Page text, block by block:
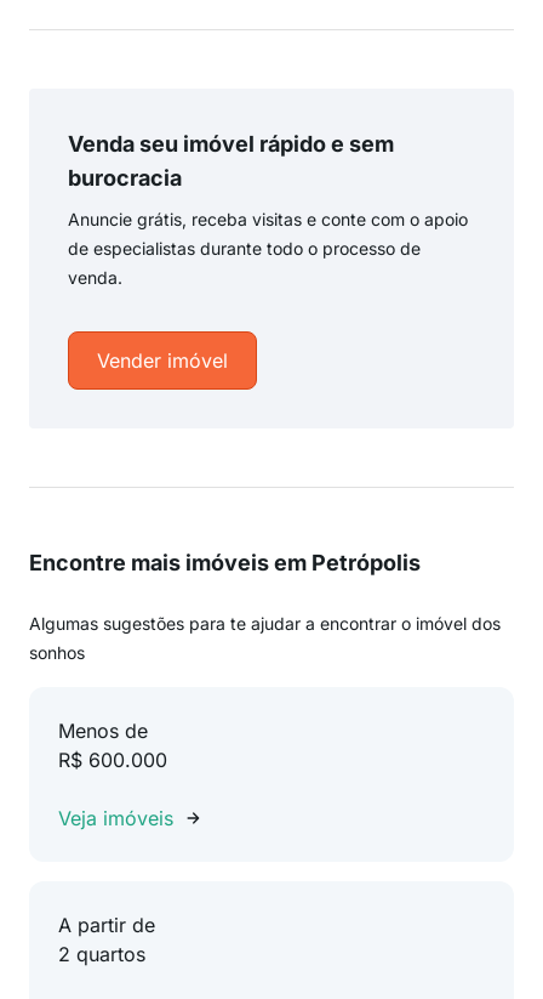
Venda seu imóvel rápido e sem
burocracia
Anuncie grátis, receba visitas e conte com o apoio
de especialistas durante todo o processo de
venda.
Vender imóvel
Encontre mais imóveis em Petrópolis
Algumas sugestões para te ajudar a encontrar o imóvel dos
sonhos
Menos de
R$ 600.000
Veja imóveis
A partir de
2 quartos